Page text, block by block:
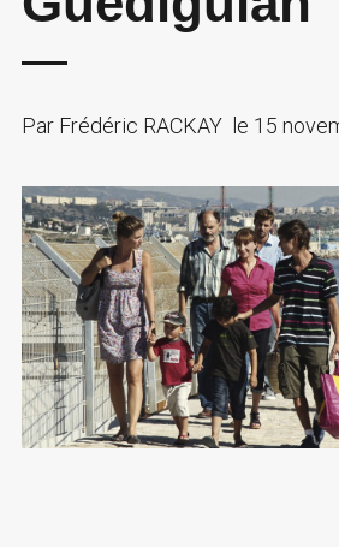
ParFrédéric RACKAY le 15